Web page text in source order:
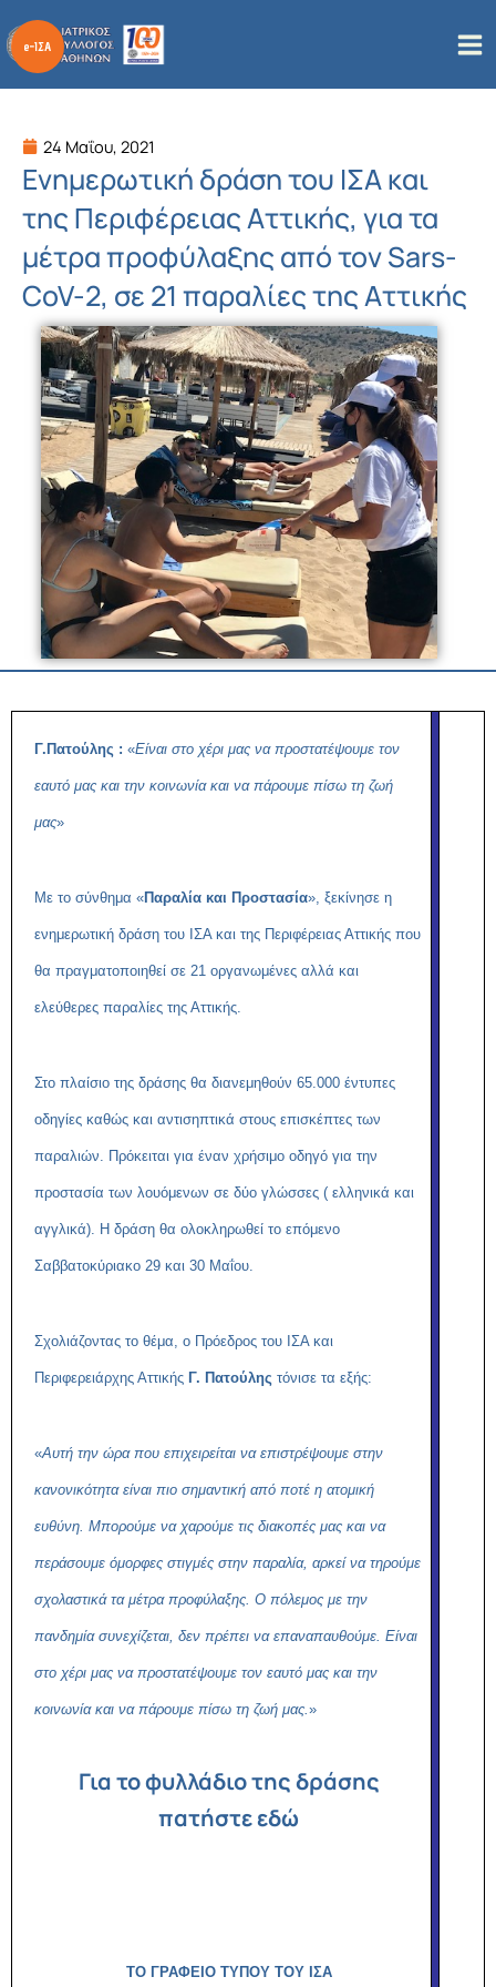
στο
περιεχόμενο
24 Μαΐου, 2021
Ενημερωτική δράση του ΙΣΑ και
της Περιφέρειας Αττικής, για τα
μέτρα προφύλαξης από τον Sars-
CoV-2, σε 21 παραλίες της Αττικής
Γ.Πατούλης : «Είναι στο χέρι μας να προστατέψουμε τον
εαυτό μας και την κοινωνία και να πάρουμε πίσω τη ζωή
μας»
Με το σύνθημα «Παραλία και Προστασία», ξεκίνησε η
ενημερωτική δράση του ΙΣΑ και της Περιφέρειας Αττικής που
θα πραγματοποιηθεί σε 21 οργανωμένες αλλά και
ελεύθερες παραλίες της Αττικής.
Στο πλαίσιο της δράσης θα διανεμηθούν 65.000 έντυπες
οδηγίες καθώς και αντισηπτικά στους επισκέπτες των
παραλιών. Πρόκειται για έναν χρήσιμο οδηγό για την
προστασία των λουόμενων σε δύο γλώσσες ( ελληνικά και
αγγλικά). Η δράση θα ολοκληρωθεί το επόμενο
Σαββατοκύριακο 29 και 30 Μαΐου.
Σχολιάζοντας το θέμα, ο Πρόεδρος του ΙΣΑ και
Περιφερειάρχης Αττικής Γ. Πατούλης τόνισε τα εξής:
«Αυτή την ώρα που επιχειρείται να επιστρέψουμε στην
κανονικότητα είναι πιο σημαντική από ποτέ η ατομική
ευθύνη. Μπορούμε να χαρούμε τις διακοπές μας και να
περάσουμε όμορφες στιγμές στην παραλία, αρκεί να τηρούμε
σχολαστικά τα μέτρα προφύλαξης. Ο πόλεμος με την
πανδημία συνεχίζεται, δεν πρέπει να επαναπαυθούμε. Είναι
στο χέρι μας να προστατέψουμε τον εαυτό μας και την
κοινωνία και να πάρουμε πίσω τη ζωή μας.»
Για το φυλλάδιο της δράσης
πατήστε εδώ
ΤΟ ΓΡΑΦΕΙΟ ΤΥΠΟΥ ΤΟΥ ΙΣΑ